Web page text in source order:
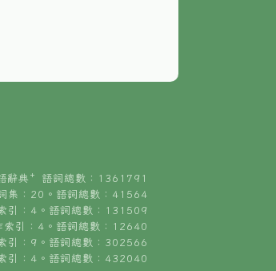
辭典⁺ 語詞總數：1361791
集：20。語詞總數：41564
引：4。語詞總數：131509
索引：4。語詞總數：12640
引：9。語詞總數：302566
引：4。語詞總數：432040